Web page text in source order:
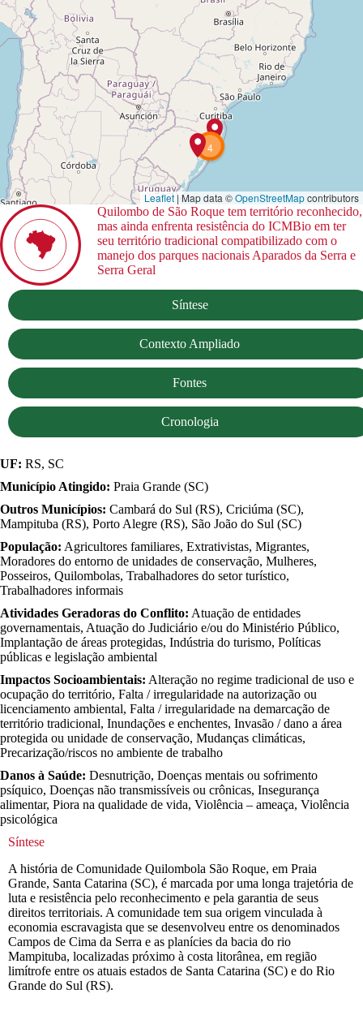
4
Leaflet | Map data ©OpenStreetMapcontributors
Quilombo de São Roque tem território reconhecido,
mas ainda enfrenta resistência do ICMBio em ter
seu território tradicional compatibilizado com o
manejo dos parques nacionais Aparados da Serra e
Serra Geral
Síntese
Contexto Ampliado
Fontes
Cronologia
UF: RS, SC
Município Atingido: Praia Grande (SC)
Outros Municípios: Cambará do Sul (RS), Criciúma (SC),
Mampituba (RS), Porto Alegre (RS), São João do Sul (SC)
População: Agricultores familiares, Extrativistas, Migrantes,
Moradores do entorno de unidades de conservação, Mulheres,
Posseiros, Quilombolas, Trabalhadores do setor turístico,
Trabalhadores informais
Atividades Geradoras do Conflito: Atuação de entidades
governamentais, Atuação do Judiciário e/ou do Ministério Público,
Implantação de áreas protegidas, Indústria do turismo, Políticas
públicas e legislação ambiental
Impactos Socioambientais: Alteração no regime tradicional de uso e
ocupação do território, Falta / irregularidade na autorização ou
licenciamento ambiental, Falta / irregularidade na demarcação de
território tradicional, Inundações e enchentes, Invasão / dano a área
protegida ou unidade de conservação, Mudanças climáticas,
Precarização/riscos no ambiente de trabalho
Danos à Saúde: Desnutrição, Doenças mentais ou sofrimento
psíquico, Doenças não transmissíveis ou crônicas, Insegurança
alimentar, Piora na qualidade de vida, Violência – ameaça, Violência
psicológica
Síntese
A história de Comunidade Quilombola São Roque, em Praia
Grande, Santa Catarina (SC), é marcada por uma longa trajetória de
luta e resistência pelo reconhecimento e pela garantia de seus
direitos territoriais. A comunidade tem sua origem vinculada à
economia escravagista que se desenvolveu entre os denominados
Campos de Cima da Serra e as planícies da bacia do rio
Mampituba, localizadas próximo à costa litorânea, em região
limítrofe entre os atuais estados de Santa Catarina (SC) e do Rio
Grande do Sul (RS).